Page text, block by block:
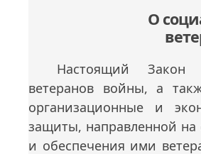
О
Настоящий Закон
ветеранов войны, а
организационные и
защиты, направленной
и обеспечения ими